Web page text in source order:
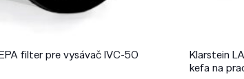
filter pre vysávač IVC-50
Klarstein
kefa na